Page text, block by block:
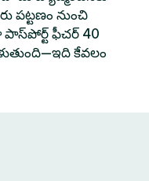
పట్టణం నుంచి
పాస్‌పోర్ట్ ఫీచర్ 40
కేవలం